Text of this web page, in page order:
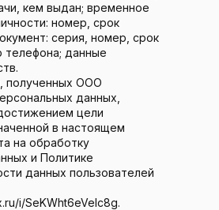
кем выдан; временное
номер, срок
серия, номер, срок
телефона; данные
ООО
данных,
цели
в настоящем
на обработку
и Политике
данных пользователей
i/SeKWht6eVelc8g.